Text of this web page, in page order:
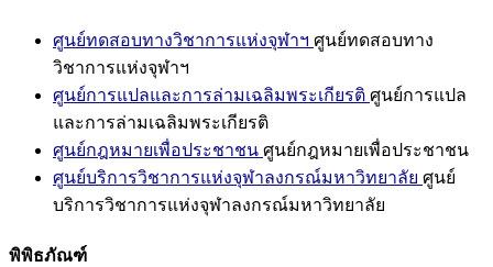
ศูนย์ทดสอบทางวิชาการแห่งจุฬาฯ ศูนย์ทดสอบทาง
วิชาการแห่งจุฬาฯ
ศูนย์การแปลและการล่ามเฉลิมพระเกียรติ ศูนย์การแปล
และการล่ามเฉลิมพระเกียรติ
ศูนย์กฎหมายเพื่อประชาชน ศูนย์กฎหมายเพื่อประชาชน
ศูนย์บริการวิชาการแห่งจุฬาลงกรณ์มหาวิทยาลัย ศูนย์
บริการวิชาการแห่งจุฬาลงกรณ์มหาวิทยาลัย
พิพิธภัณฑ์